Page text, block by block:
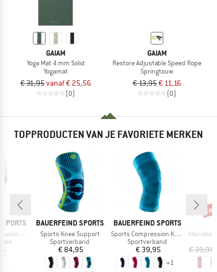
GAIAM
Yoga Mat 4 mm Solid
Yogamat
€ 31,95vanaf € 25,56
(0)
GAIAM
Restore Adjustable Speed Rope
Springtouw
€ 13,95€ 11,16
(0)
TOPPRODUCTEN VAN JE FAVORIETE MERKEN
Support
MERK
BAUERFEIND SPORTS
Artikel
Sports Knee Support
Productgroep
Sportverband
Prijs
€ 84,95
MERK
BAUERFEIND SPORTS
Artikel
Sports Compression Knee Support
Productgroep
Sportverband
Prijs
€ 39,95
+1
Artikel
Marrakesh
€ 39,95